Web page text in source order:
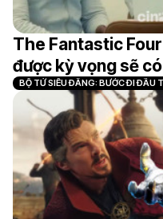
The Fantastic
được kỳ vọng sẽ
BỘ TỨ SIÊU ĐẲNG: BƯỚC ĐI ĐẦU